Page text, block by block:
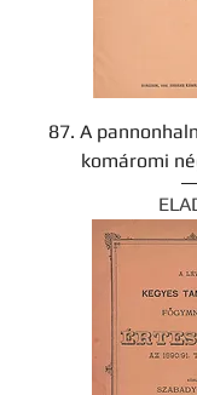
87. A
komáromi